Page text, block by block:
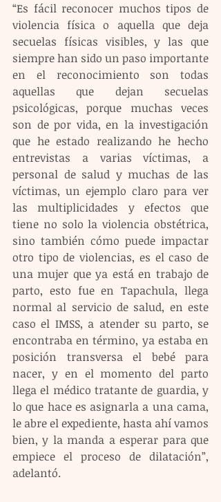
“Es fácil reconocer muchos tipos de
violencia física o aquella que deja
secuelas físicas visibles, y las que
siempre han sido un paso importante
en el reconocimiento son todas
aquellas que dejan secuelas
psicológicas, porque muchas veces
son de por vida, en la investigación
que he estado realizando he hecho
entrevistas a varias víctimas, a
personal de salud y muchas de las
víctimas, un ejemplo claro para ver
las multiplicidades y efectos que
tiene no solo la violencia obstétrica,
sino también cómo puede impactar
otro tipo de violencias, es el caso de
una mujer que ya está en trabajo de
parto, esto fue en Tapachula, llega
normal al servicio de salud, en este
caso el IMSS, a atender su parto, se
encontraba en término, ya estaba en
posición transversa el bebé para
nacer, y en el momento del parto
llega el médico tratante de guardia, y
lo que hace es asignarla a una cama,
le abre el expediente, hasta ahí vamos
bien, y la manda a esperar para que
empiece el proceso de dilatación”,
adelantó.